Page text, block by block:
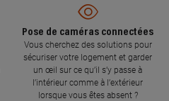
Pose de caméras connectées
Vous cherchez des solutions pour
sécuriser votre logement et garder
un œil sur ce qu’il s’y passe à
l’intérieur comme à l’extérieur
lorsque vous êtes absent ?